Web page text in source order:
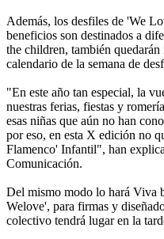
Además, los desfiles de 'We
beneficios son destinados a
the children, también
calendario de la semana de
"En este año tan especial, la
nuestras ferias, fiestas y
esas niñas que aún no han
por eso, en esta X edición no
Flamenco' Infantil", han
Comunicación.
Del mismo modo lo hará Viva
Welove', para firmas y
colectivo tendrá lugar en la